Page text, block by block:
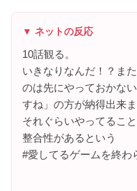
▼ ネットの反応
10話観る。
いきなりなんだ！？ま
のは先にやっておかな
すね」の方が納得出来ま
それぐらいやってるこ
整合性があるという
#愛してるゲームを終わ